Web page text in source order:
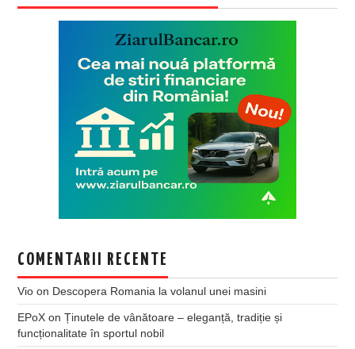
COMENTARII RECENTE
Vio on Descopera Romania la volanul unei masini
EPoX onȚinutele de vânătoare – eleganță, tradiție și
funcționalitate în sportul nobil